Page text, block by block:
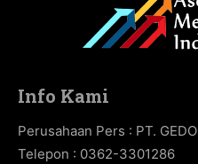
Info Kami
Perusahaan Pers : PT.
Telepon : 0362-3301286